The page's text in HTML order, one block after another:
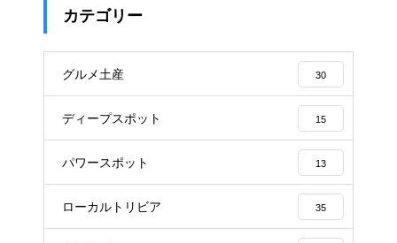
カテゴリー
グルメ土産 30
ディープスポット 15
パワースポット 13
ローカルトリビア 35